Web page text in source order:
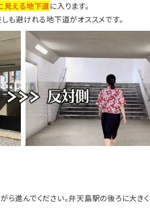
見える地下道に入ります。
も避けれる地下道がオススメです。
進んでください。弁天島駅の後ろに大き